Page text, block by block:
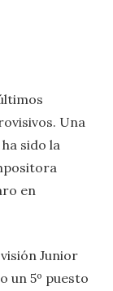
Una
sido la
en
Junior
un 5º puesto